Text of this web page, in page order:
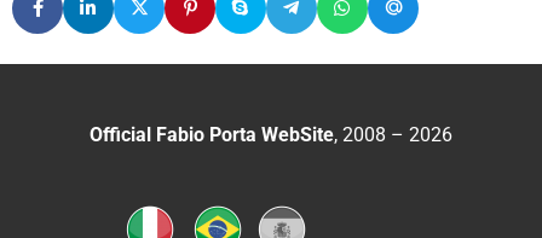
Official Fabio Porta WebSite, 2008 – 2026